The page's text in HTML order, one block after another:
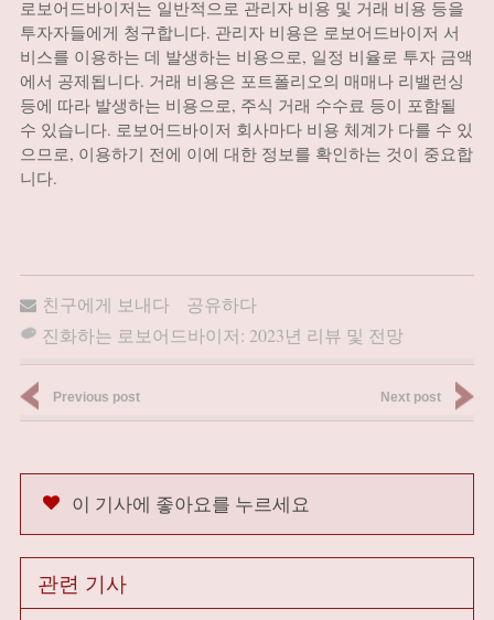
로보어드바이저는 일반적으로 관리자 비용 및 거래 비용 등을
투자자들에게 청구합니다. 관리자 비용은 로보어드바이저 서
비스를 이용하는 데 발생하는 비용으로, 일정 비율로 투자 금액
에서 공제됩니다. 거래 비용은 포트폴리오의 매매나 리밸런싱
등에 따라 발생하는 비용으로, 주식 거래 수수료 등이 포함될
수 있습니다. 로보어드바이저 회사마다 비용 체계가 다를 수 있
으므로, 이용하기 전에 이에 대한 정보를 확인하는 것이 중요합
니다.
친구에게 보내다
공유하다
진화하는 로보어드바이저: 2023년 리뷰 및 전망
Previous post Next post
이 기사에 좋아요를 누르세요
관련 기사